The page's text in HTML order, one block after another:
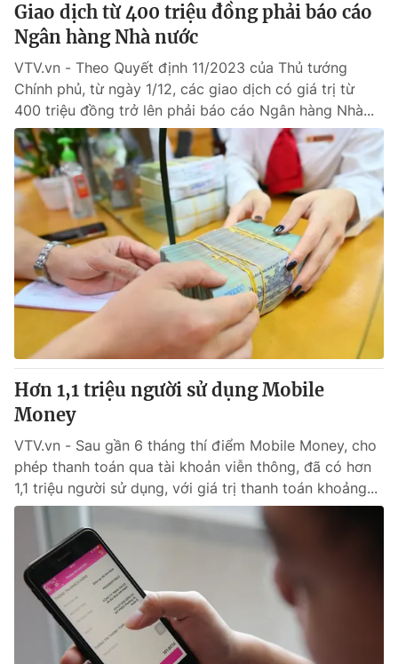
Góc doanh nghiệp
Truyền hình
Phim VTV
Hậu trường
Nhân vật
Khán giả
Giải sao mai
Giải trí
Điện ảnh
Âm nhạc
Sao
Đời sống
Du lịch
Làm đẹp
Chất lượng cuộc sống
Giáo dục
Tuyển sinh
Học trực tuyến
Công nghệ
Hitech Công nghệ tương lai
Sản phẩm
Thị trường
Tư vấn
Giao lưu trực tuyến
Lịch phát sóng
Chuyên mục khác
Emagazine
Photo Infographic
Shorts video
VTV Money
VTV Sức khoẻ Bất động sản
Giao dịch từ 400 triệu đồng phải báo cáo
Ngân hàng Nhà nước
VTV.vn - Theo Quyết định 11/2023 của Thủ tướng
Chính phủ, từ ngày 1/12, các giao dịch có giá trị từ
400 triệu đồng trở lên phải báo cáo Ngân hàng Nhà...
Hơn 1,1 triệu người sử dụng Mobile
Money
VTV.vn - Sau gần 6 tháng thí điểm Mobile Money, cho
phép thanh toán qua tài khoản viễn thông, đã có hơn
1,1 triệu người sử dụng, với giá trị thanh toán khoảng...